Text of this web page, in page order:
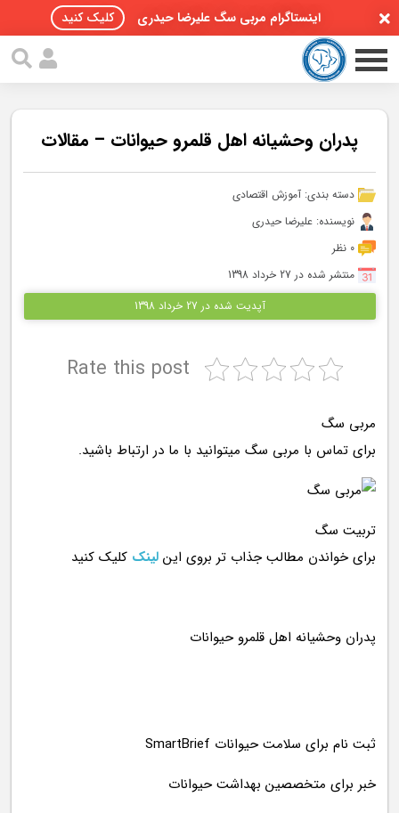
اینستاگرام مربی سگ علیرضا حیدری کلیک کنید
صفحه اصلی
مقالات سگ ها
پادکست سگ ها
سمینار تهران 96
گواهینامه ها
پدران وحشیانه اهل قلمرو حیوانات – مقالات
دسته بندی:آموزش اقتصادی
نویسنده: علیرضا حیدری
0 نظر
منتشر شده در 27 خرداد 1398
آپدیت شده در 27 خرداد 1398
Rate this post
مربی سگ
برای تماس با مربی سگ میتوانید با ما در ارتباط باشید.
تربیت سگ
برای خواندن مطالب جذاب تر بروی اینلینک کلیک کنید
ثبت نام برای سلامت حیوانات SmartBrief
خبر برای متخصصین بهداشت حیوانات